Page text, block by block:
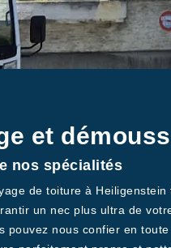
et
nos spécialités
de toiture à
un nec plus ultra de
pouvez nous confier en